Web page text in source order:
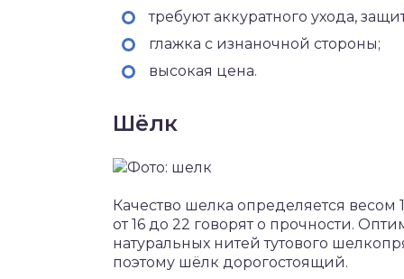
требуют аккуратного ухода,
глажка с изнаночной стороны;
высокая цена.
Шёлк
Качество шелка определяется
от 16 до 22 говорят о прочности.
натуральных нитей тутового
поэтому шёлк дорогостоящий.